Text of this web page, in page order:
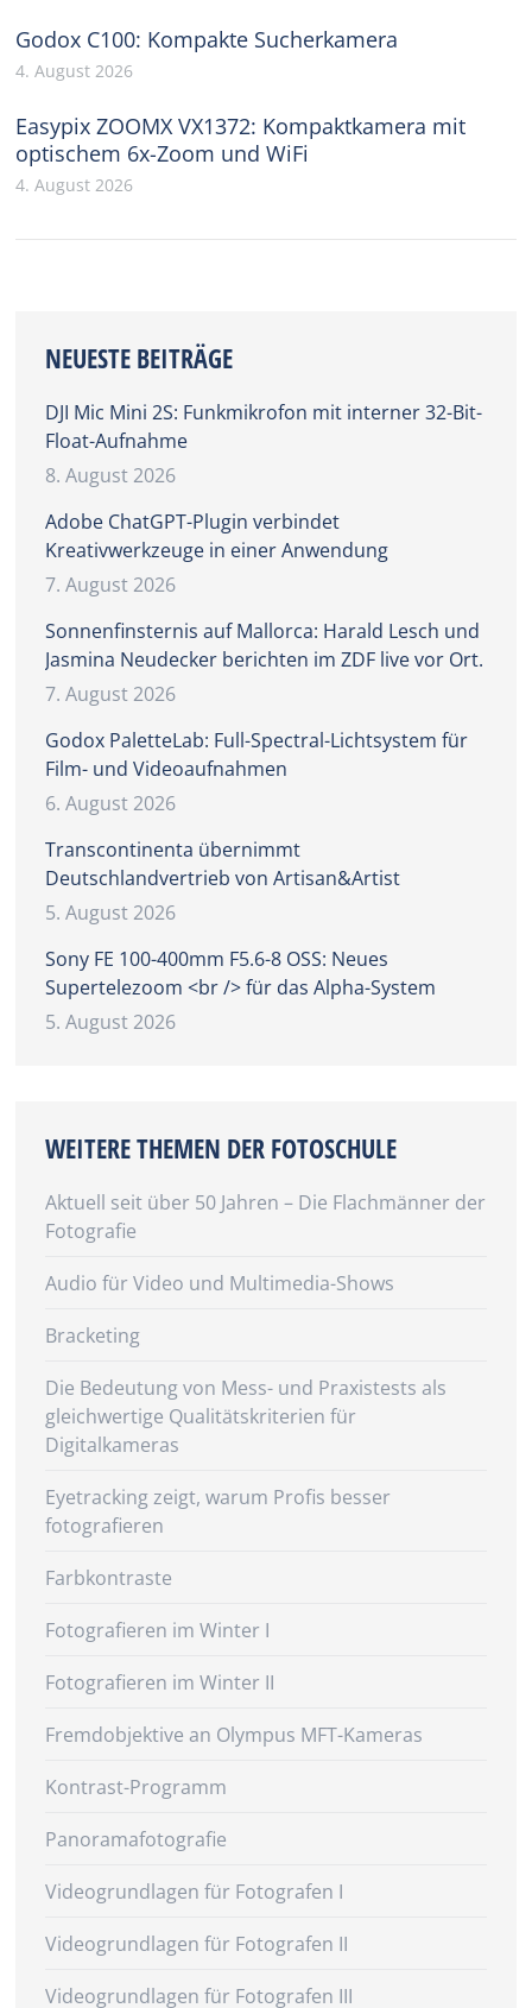
Godox C100: Kompakte Sucherkamera
4. August 2026
Easypix ZOOMX VX1372: Kompaktkamera mit
optischem 6x-Zoom und WiFi
4. August 2026
NEUESTE BEITRÄGE
DJI Mic Mini 2S: Funkmikrofon mit interner 32-Bit-
Float-Aufnahme
8. August 2026
Adobe ChatGPT-Plugin verbindet
Kreativwerkzeuge in einer Anwendung
7. August 2026
Sonnenfinsternis auf Mallorca: Harald Lesch und
Jasmina Neudecker berichten im ZDF live vor Ort.
7. August 2026
Godox PaletteLab: Full-Spectral-Lichtsystem für
Film- und Videoaufnahmen
6. August 2026
Transcontinenta übernimmt
Deutschlandvertrieb von Artisan&Artist
5. August 2026
Sony FE 100-400mm F5.6-8 OSS: Neues
Supertelezoom <br /> für das Alpha-System
5. August 2026
WEITERE THEMEN DER FOTOSCHULE
Aktuell seit über 50 Jahren – Die Flachmänner der
Fotografie
Audio für Video und Multimedia-Shows
Bracketing
Die Bedeutung von Mess- und Praxistests als
gleichwertige Qualitätskriterien für
Digitalkameras
Eyetracking zeigt, warum Profis besser
fotografieren
Farbkontraste
Fotografieren im Winter I
Fotografieren im Winter II
Fremdobjektive an Olympus MFT-Kameras
Kontrast-Programm
Panoramafotografie
Videogrundlagen für Fotografen I
Videogrundlagen für Fotografen II
Videogrundlagen für Fotografen III